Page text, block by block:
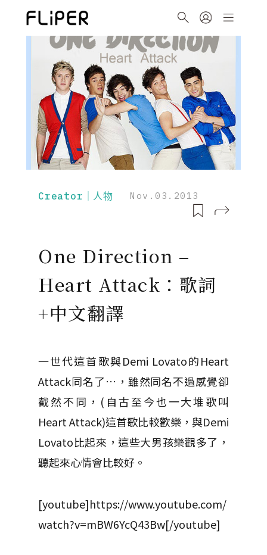
Creator｜人物 Nov.03.2013
One Direction –
Heart Attack：歌詞
+中文翻譯
一世代這首歌與Demi Lovato的Heart
Attack同名了…，雖然同名不過感覺卻
截然不同，(自古至今也一大堆歌叫
Heart Attack)這首歌比較歡樂，與Demi
Lovato比起來，這些大男孩樂觀多了，
聽起來心情會比較好。
[youtube]https://www.youtube.com/
watch?v=mBW6YcQ43Bw[/youtube]